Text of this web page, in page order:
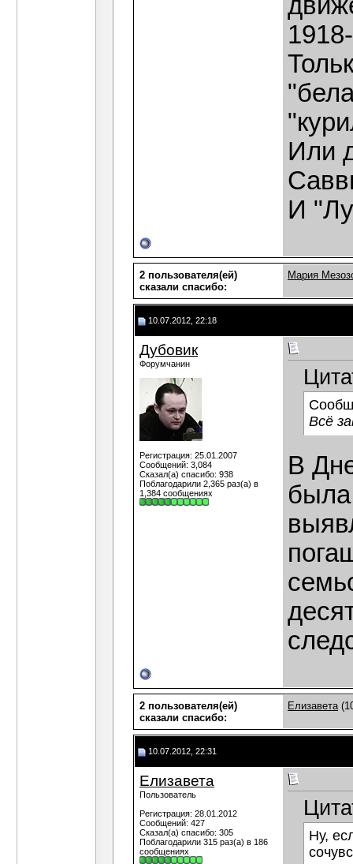
Или
И
2 пользователя(ей)
сказали cпасибо:
Мария
10.07.2012, 22:18
Дубовик
Форумчанин
Регистрация: 25.01.2007
Сообщений: 3,084
Сказал(а) спасибо: 938
Поблагодарили 2,365 раз(а) в
1,384 сообщениях
Всё
В
была
2 пользователя(ей)
сказали cпасибо:
Елизавета
10.07.2012, 22:31
Елизавета
Пользователь
Регистрация: 28.01.2012
Сообщений: 427
Сказал(а) спасибо: 305
Поблагодарили 315 раз(а) в 186
сообщениях
Ну,